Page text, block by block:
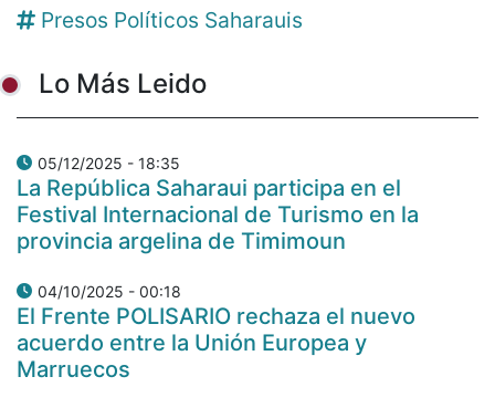
Presos Políticos Saharauis
Lo Más Leido
05/12/2025 - 18:35
La República Saharaui participa en el
Festival Internacional de Turismo en la
provincia argelina de Timimoun
04/10/2025 - 00:18
El Frente POLISARIO rechaza el nuevo
acuerdo entre la Unión Europea y
Marruecos